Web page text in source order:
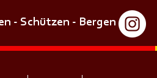
- Schützen - Bergen